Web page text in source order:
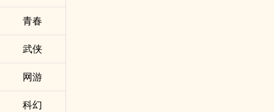
青春
武侠
网游
科幻